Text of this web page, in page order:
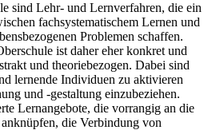
sind Lehr- und Lernverfahren, die ein
fachsystematischem Lernen und
Problemen schaffen.
ist daher eher konkret und
und theoriebezogen. Dabei sind
lernende Individuen zu aktivieren
und -gestaltung einzubeziehen.
Lernangebote, die vorrangig an die
die Verbindung von